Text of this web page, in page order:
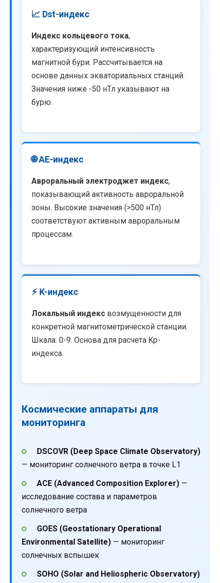
📈 Dst-индекс
Индекс кольцевого тока,
характеризующий интенсивность
магнитной бури. Рассчитывается на
основе данных экваториальных станций.
Значения ниже -50 нТл указывают на
бурю.
🌐 AE-индекс
Авроральный электроджет индекс,
показывающий активность авроральной
зоны. Высокие значения (>500 нТл)
соответствуют активным авроральным
процессам.
⚡ K-индекс
Локальный индекс возмущенности для
конкретной магнитометрической станции.
Шкала: 0-9. Основа для расчета Kp-
индекса.
Космические аппараты для
мониторинга
DSCOVR (Deep Space Climate Observatory)
— мониторинг солнечного ветра в точке L1
ACE (Advanced Composition Explorer)—
исследование состава и параметров
солнечного ветра
GOES (Geostationary Operational
Environmental Satellite) — мониторинг
солнечных вспышек
SOHO (Solar and Heliospheric Observatory)